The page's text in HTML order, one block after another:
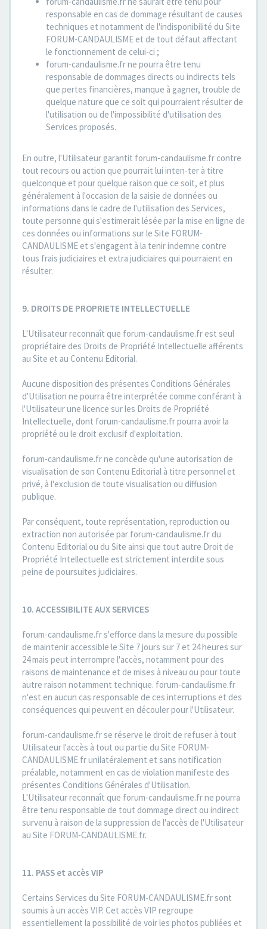
responsable en cas de dommage résultant de causes
techniques et notamment de l'indisponibilité du Site
FORUM-CANDAULISME et de tout défaut affectant
le fonctionnement de celui-ci ;
forum-candaulisme.fr ne pourra être tenu
responsable de dommages directs ou indirects tels
que pertes financières, manque à gagner, trouble de
quelque nature que ce soit qui pourraient résulter de
l'utilisation ou de l'impossibilité d'utilisation des
Services proposés.
En outre, l'Utilisateur garantit forum-candaulisme.fr contre
tout recours ou action que pourrait lui inten-ter à titre
quelconque et pour quelque raison que ce soit, et plus
généralement à l'occasion de la saisie de données ou
informations dans le cadre de l'utilisation des Services,
toute personne qui s'estimerait lésée par la mise en ligne de
ces données ou informations sur le Site FORUM-
CANDAULISME et s'engagent à la tenir indemne contre
tous frais judiciaires et extra judiciaires qui pourraient en
résulter.
9. DROITS DE PROPRIETE INTELLECTUELLE
L'Utilisateur reconnaît que forum-candaulisme.fr est seul
propriétaire des Droits de Propriété Intellectuelle afférents
au Site et au Contenu Editorial.
Aucune disposition des présentes Conditions Générales
d'Utilisation ne pourra être interprétée comme conférant à
l'Utilisateur une licence sur les Droits de Propriété
Intellectuelle, dont forum-candaulisme.fr pourra avoir la
propriété ou le droit exclusif d'exploitation.
forum-candaulisme.fr ne concède qu'une autorisation de
visualisation de son Contenu Editorial à titre personnel et
privé, à l'exclusion de toute visualisation ou diffusion
publique.
Par conséquent, toute représentation, reproduction ou
extraction non autorisée par forum-candaulisme.fr du
Contenu Editorial ou du Site ainsi que tout autre Droit de
Propriété Intellectuelle est strictement interdite sous
peine de poursuites judiciaires.
10. ACCESSIBILITE AUX SERVICES
forum-candaulisme.fr s'efforce dans la mesure du possible
de maintenir accessible le Site 7 jours sur 7 et 24 heures sur
24 mais peut interrompre l'accès, notamment pour des
raisons de maintenance et de mises à niveau ou pour toute
autre raison notamment technique. forum-candaulisme.fr
n'est en aucun cas responsable de ces interruptions et des
conséquences qui peuvent en découler pour l'Utilisateur.
forum-candaulisme.fr se réserve le droit de refuser à tout
Utilisateur l'accès à tout ou partie du Site FORUM-
CANDAULISME.fr unilatéralement et sans notification
préalable, notamment en cas de violation manifeste des
présentes Conditions Générales d'Utilisation.
L'Utilisateur reconnaît que forum-candaulisme.fr ne pourra
être tenu responsable de tout dommage direct ou indirect
survenu à raison de la suppression de l'accès de l'Utilisateur
au Site FORUM-CANDAULISME.fr.
11. PASS et accès VIP
Certains Services du Site FORUM-CANDAULISME.fr sont
soumis à un accès VIP. Cet accès VIP regroupe
essentiellement la possibilité de voir les photos publiées et